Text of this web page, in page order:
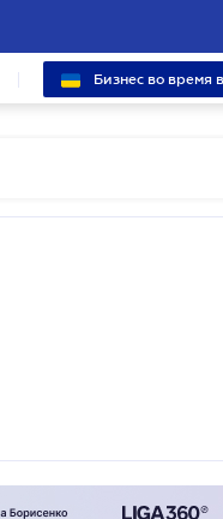
Бизнес во время